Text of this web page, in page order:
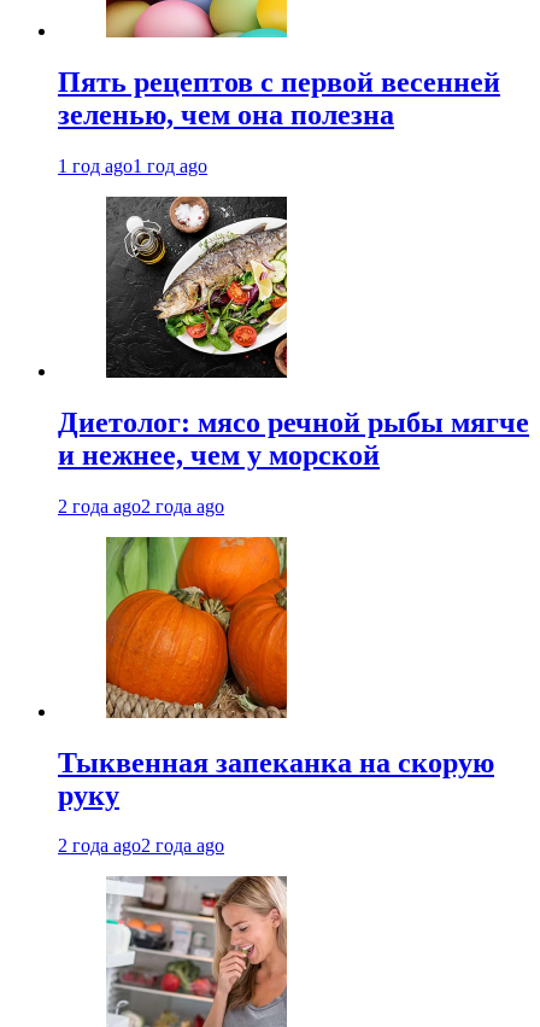
Пять рецептов с первой весенней
зеленью, чем она полезна
1 год ago1 год ago
Диетолог: мясо речной рыбы мягче
и нежнее, чем у морской
2 года ago2 года ago
Тыквенная запеканка на скорую
руку
2 года ago2 года ago